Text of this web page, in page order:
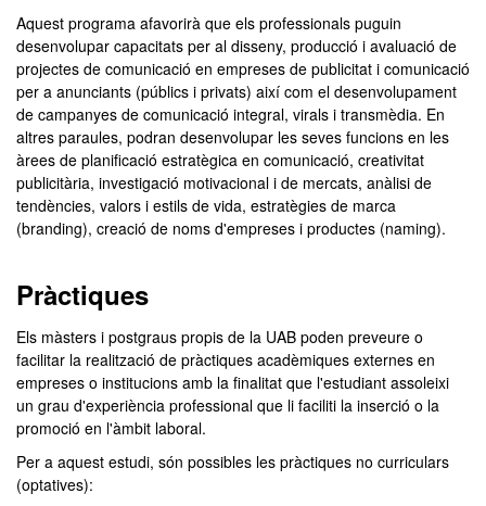
Aquest programa afavorirà que els professionals puguin
desenvolupar capacitats per al disseny, producció i avaluació de
projectes de comunicació en empreses de publicitat i comunicació
per a anunciants (públics i privats) així com el desenvolupament
de campanyes de comunicació integral, virals i transmèdia. En
altres paraules, podran desenvolupar les seves funcions en les
àrees de planificació estratègica en comunicació, creativitat
publicitària, investigació motivacional i de mercats, anàlisi de
tendències, valors i estils de vida, estratègies de marca
(branding), creació de noms d'empreses i productes (naming).
Pràctiques
Els màsters i postgraus propis de la UAB poden preveure o
facilitar la realització de pràctiques acadèmiques externes en
empreses o institucions amb la finalitat que l'estudiant assoleixi
un grau d'experiència professional que li faciliti la inserció o la
promoció en l'àmbit laboral.
Per a aquest estudi, són possibles les pràctiques no curriculars
(optatives):